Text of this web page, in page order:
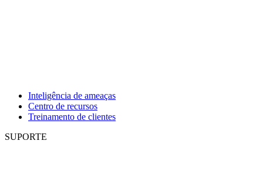
Inteligência de ameaças
Centro de recursos
Treinamento de clientes
SUPORTE